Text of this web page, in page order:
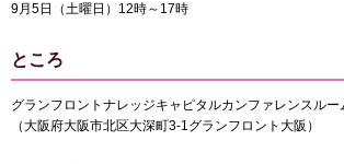
9月5日（土曜日）12時～17時
ところ
グランフロントナレッジキャピタルカンファレンスル
（大阪府大阪市北区大深町3-1グランフロント大阪）